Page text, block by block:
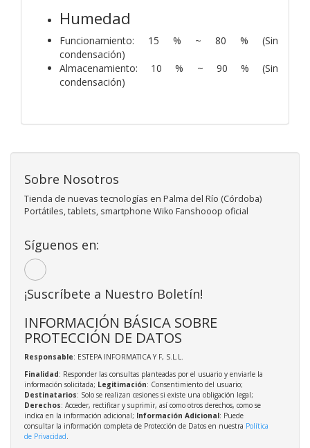
Humedad
Funcionamiento: 15 % ~ 80 % (Sin
condensación)
Almacenamiento: 10 % ~ 90 % (Sin
condensación)
Sobre Nosotros
Tienda de nuevas tecnologías en Palma del Río (Córdoba)
Portátiles, tablets, smartphone Wiko Fanshooop oficial
Síguenos en:
¡Suscríbete a Nuestro Boletín!
INFORMACIÓN BÁSICA SOBRE
PROTECCIÓN DE DATOS
Responsable: ESTEPA INFORMATICA Y F, S.L.L.
Finalidad: Responder las consultas planteadas por el usuario y enviarle la
información solicitada; Legitimación: Consentimiento del usuario;
Destinatarios: Solo se realizan cesiones si existe una obligación legal;
Derechos: Acceder, rectificar y suprimir, así como otros derechos, como se
indica en la información adicional; Información Adicional: Puede
consultar la información completa de Protección de Datos en nuestra Política
de Privacidad